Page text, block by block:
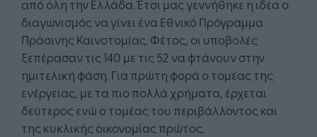
από όλη την Ελλάδα. Έτσι μας γεννήθηκε η ιδέα ο
διαγωνισμός να γίνει ένα Εθνικό Πρόγραμμα
Πράσινης Καινοτομίας. Φέτος, οι υποβολές
ξεπέρασαν τις 140 με τις 52 να φτάνουν στην
ημιτελική φάση. Για πρώτη φορά ο τομέας της
ενέργειας, με τα πιο πολλά χρήματα, έρχεται
δεύτερος ενώ ο τομέας του περιβάλλοντος και
της κυκλικής οικονομίας πρώτος.